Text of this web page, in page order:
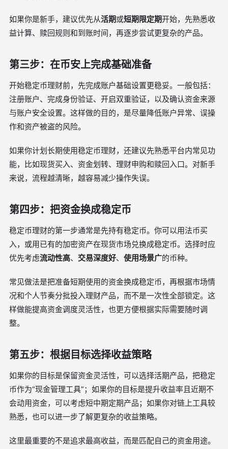
如果你是新手，建议优先从活期或短期限定期开始，先熟悉收
益计算、赎回规则和到账时间，再逐步尝试更复杂的产品。
第三步：在币安上完成基础准备
开始稳定币理财前，先完成账户基础设置更稳妥。一般包括：
注册账户、完成身份验证、开启双重验证，以及确认资金来源
与账户安全设置。这样做的目的，是尽量降低账户异常、误操
作和资产被盗的风险。
如果你计划长期使用稳定币理财，还建议先熟悉平台内常见功
能，比如现货买入、资金划转、理财申购和赎回入口。对新手
来说，流程越清晰，越容易减少操作失误。
第四步：把资金换成稳定币
稳定币理财的第一步通常是先持有稳定币。你可以用法币买
入，或用已有的加密资产在现货市场兑换成稳定币。选择时应
优先考虑流动性高、 交易深度好、 使用场景广的币种。
常见做法是把准备短期使用的资金换成稳定币，再根据市场情
况和个人节奏分批投入理财产品，而不是一次性全部锁定。这
样做能提高资金调度灵活性，也更方便根据实际需要随时调
整。
第五步：根据目标选择收益策略
如果你的目标是保留资金灵活性，可以选择活期产品，把稳定
币作为“现金管理工具”；如果你的目标是提升收益率且近期不
会动用资金，可以考虑短中期定期产品；如果你对链上工具较
熟悉，也可以进一步了解更复杂的收益策略。
这里最重要的不是追求最高收益，而是匹配自己的资金用途。